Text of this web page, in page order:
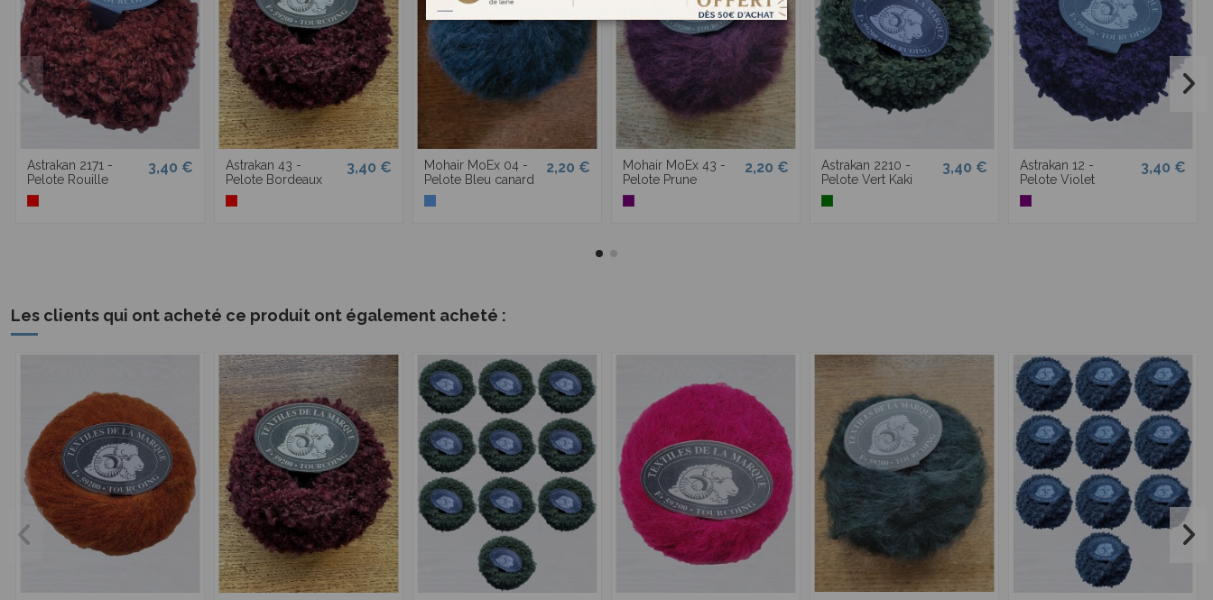
Astrakan 2171 -
Pelote Rouille
3,40 €
Astrakan 43 -
Pelote Bordeaux
3,40 €
Mohair MoEx 04 -
Pelote Bleu canard
2,20 €
Mohair MoEx 43 -
Pelote Prune
2,20 €
Astrakan 2210 -
Pelote Vert Kaki
3,40 €
Astrakan 12 -
Pelote Violet
3,40 €
Les clients qui ont acheté ce produit ont également acheté :